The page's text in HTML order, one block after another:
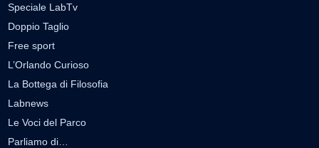
Speciale LabTv
Doppio Taglio
Free sport
L’Orlando Curioso
La Bottega di Filosofia
Labnews
Le Voci del Parco
Parliamo di…